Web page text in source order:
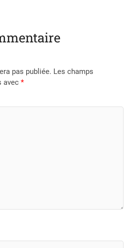
pas publiée. Les champs
avec*